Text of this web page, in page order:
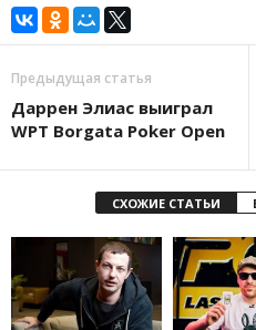
Предыдущая статья
Даррен Элиас выиграл
WPT Borgata Poker Open
СХОЖИЕ СТАТЬИ